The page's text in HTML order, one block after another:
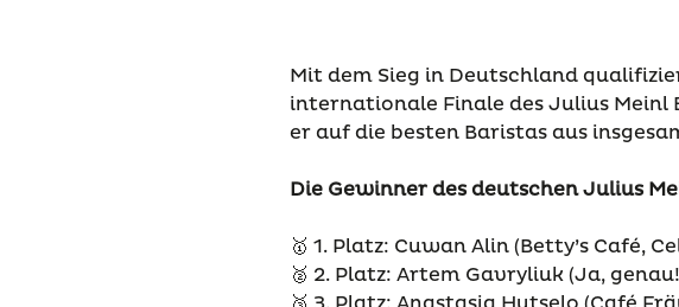
Mit dem Sieg in Deutschland
internationale Finale des Julius Meinl
er auf die besten Baristas aus
Die Gewinner des deutschen Julius
🥇 1. Platz: Cuwan Alin (Betty’s Café,
🥈 2. Platz: Artem Gavryliuk (Ja,